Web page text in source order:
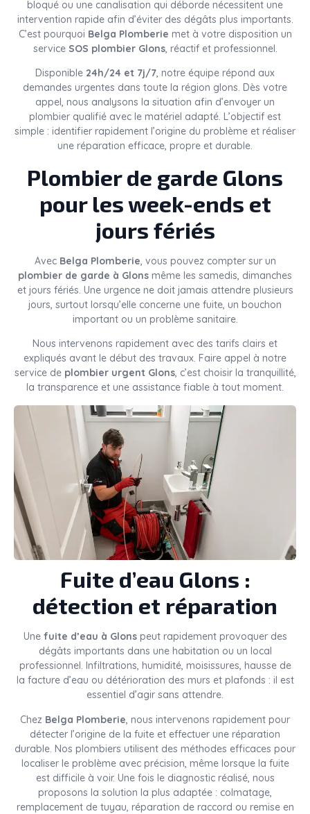
bloqué ou une canalisation qui déborde nécessitent une
intervention rapide afin d’éviter des dégâts plus importants.
C’est pourquoi Belga Plomberie met à votre disposition un
service SOS plombier Glons, réactif et professionnel.
Disponible 24h/24 et 7j/7, notre équipe répond aux
demandes urgentes dans toute la région glons. Dès votre
appel, nous analysons la situation afin d’envoyer un
plombier qualifié avec le matériel adapté. L’objectif est
simple : identifier rapidement l’origine du problème et réaliser
une réparation efficace, propre et durable.
Plombier de garde Glons
pour les week-ends et
jours fériés
Avec Belga Plomberie, vous pouvez compter sur un
plombier de garde à Glons même les samedis, dimanches
et jours fériés. Une urgence ne doit jamais attendre plusieurs
jours, surtout lorsqu’elle concerne une fuite, un bouchon
important ou un problème sanitaire.
Nous intervenons rapidement avec des tarifs clairs et
expliqués avant le début des travaux. Faire appel à notre
service de plombier urgent Glons, c’est choisir la tranquillité,
la transparence et une assistance fiable à tout moment.
Fuite d’eau Glons :
détection et réparation
Une fuite d’eau à Glonspeut rapidement provoquer des
dégâts importants dans une habitation ou un local
professionnel. Infiltrations, humidité, moisissures, hausse de
la facture d’eau ou détérioration des murs et plafonds : il est
essentiel d’agir sans attendre.
Chez Belga Plomberie, nous intervenons rapidement pour
détecter l’origine de la fuite et effectuer une réparation
durable. Nos plombiers utilisent des méthodes efficaces pour
localiser le problème avec précision, même lorsque la fuite
est difficile à voir. Une fois le diagnostic réalisé, nous
proposons la solution la plus adaptée : colmatage,
remplacement de tuyau, réparation de raccord ou remise en